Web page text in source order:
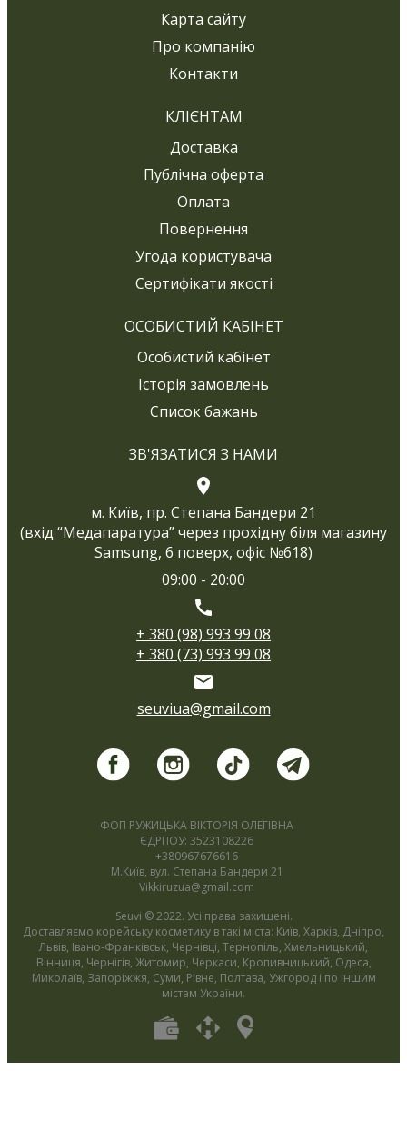
Карта сайту
Про компанію
Контакти
КЛІЄНТАМ
Доставка
Публічна оферта
Оплата
Повернення
Угода користувача
Сертифікати якості
ОСОБИСТИЙ КАБІНЕТ
Особистий кабінет
Історія замовлень
Список бажань
ЗВ'ЯЗАТИСЯ З НАМИ
м. Київ, пр. Степана Бандери 21
(вхід “Медапаратура” через прохідну біля магазину
Samsung, 6 поверх, офіс №618)
09:00 - 20:00
+ 380 (98) 993 99 08
+ 380 (73) 993 99 08
seuviua@gmail.com
ФОП РУЖИЦЬКА ВІКТОРІЯ ОЛЕГІВНА
ЄДРПОУ: 3523108226
+380967676616
М.Київ, вул. Степана Бандери 21
Vikkiruzua@gmail.com
Seuvi © 2022. Усі права захищені.
Доставляємо корейську косметику в такі міста: Київ, Харків, Дніпро,
Львів, Івано-Франківськ, Чернівці, Тернопіль, Хмельницький,
Вінниця, Чернігів, Житомир, Черкаси, Кропивницький, Одеса,
Миколаїв, Запоріжжя, Суми, Рівне, Полтава, Ужгород і по іншим
містам України.